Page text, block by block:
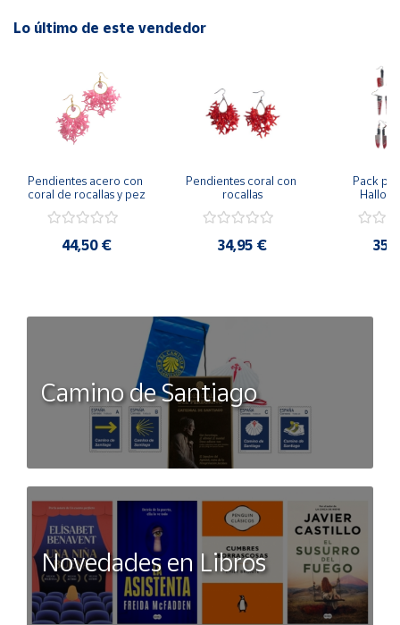
Lo último de este vendedor
Pendientes acero con
coral de rocallas y pez
44,50 €
Pendientes coral con
rocallas
34,95 €
Pack
Camino de Santiago
Novedades en Libros